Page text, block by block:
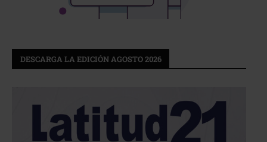
DESCARGA LA EDICIÓN AGOSTO 2026